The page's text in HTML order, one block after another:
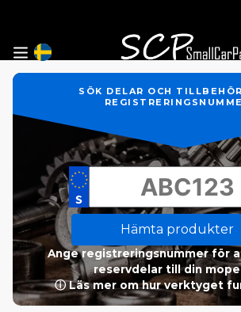
SÖK DELAR OCH
Hämta produkter
Ange registreringsnummer för
reservdelar till din
ⓘ Läs mer om hur verktyget